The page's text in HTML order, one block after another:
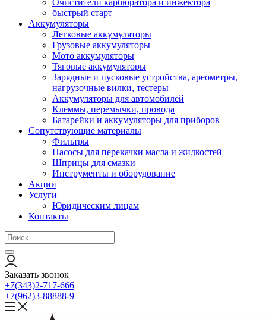
Очистители карбюратора и инжектора
быстрый старт
Аккумуляторы
Легковые аккумуляторы
Грузовые аккумуляторы
Мото аккумуляторы
Тяговые аккумуляторы
Зарядные и пусковые устройства, ареометры,
нагрузочные вилки, тестеры
Аккумуляторы для автомобилей
Клеммы, перемычки, провода
Батарейки и аккумуляторы для приборов
Сопутствующие материалы
Фильтры
Насосы для перекачки масла и жидкостей
Шприцы для смазки
Инструменты и оборудование
Акции
Услуги
Юридическим лицам
Контакты
Заказать звонок
+7(343)2-717-666
+7(962)3-88888-9